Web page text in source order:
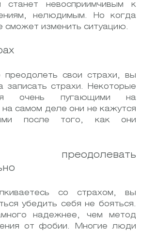
невосприимчивым к
нелюдимым. Но когда
сможет изменить ситуацию.
преодолеть свои страхи, вы
записать страхи. Некоторые
очень пугающими на
на самом деле они не кажутся
после того, как они
преодолевать
со страхом, вы
убедить себя не бояться.
надежнее, чем метод
от фобии. Многие люди